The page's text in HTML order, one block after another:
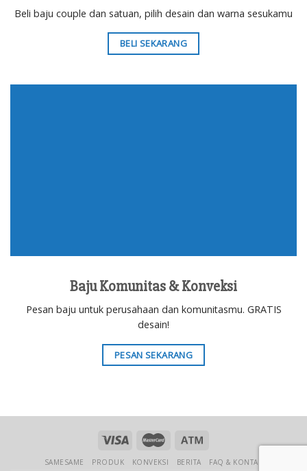
Beli baju couple dan satuan, pilih desain dan warna sesukamu
BELI SEKARANG
Baju Komunitas & Konveksi
Pesan baju untuk perusahaan dan komunitasmu. GRATIS
desain!
PESAN SEKARANG
SAMESAME PRODUK KONVEKSI BERITA FAQ & KONTAK